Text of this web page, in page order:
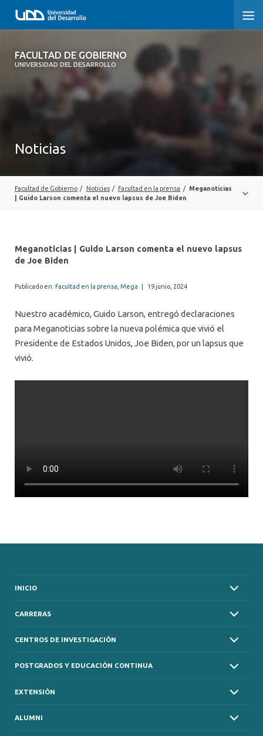
FACULTAD DE GOBIERNO
UNIVERSIDAD DEL DESARROLLO
FACULTAD DE GOBIERNO
EXTENSIÓN
Noticias
Facultad de Gobierno / Noticias / Facultad en la prensa /
Meganoticias
| Guido Larson comenta el nuevo lapsus de Joe Biden
Meganoticias | Guido Larson comenta el nuevo lapsus
de Joe Biden
Publicado en: Facultad en la prensa Mega 19 junio, 2024
Nuestro académico, Guido Larson, entregó declaraciones
para Meganoticias sobre la nueva polémica que vivió el
Presidente de Estados Unidos, Joe Biden, por un lapsus que
vivió.
INICIO
CARRERAS
CENTROS DE INVESTIGACIÓN
POSTGRADOS Y EDUCACIÓN CONTINUA
EXTENSIÓN
ALUMNI